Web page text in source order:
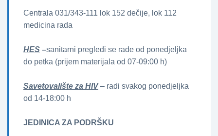
Centrala 031/343-111 lok 152 dečije, lok 112
medicina rada
HES –sanitarni pregledi se rade od ponedjeljka
do petka (prijem materijala od 07-09:00 h)
Savetovalište za HIV– radi svakog ponedjeljka
od 14-18:00 h
JEDINICA ZA PODRŠKU